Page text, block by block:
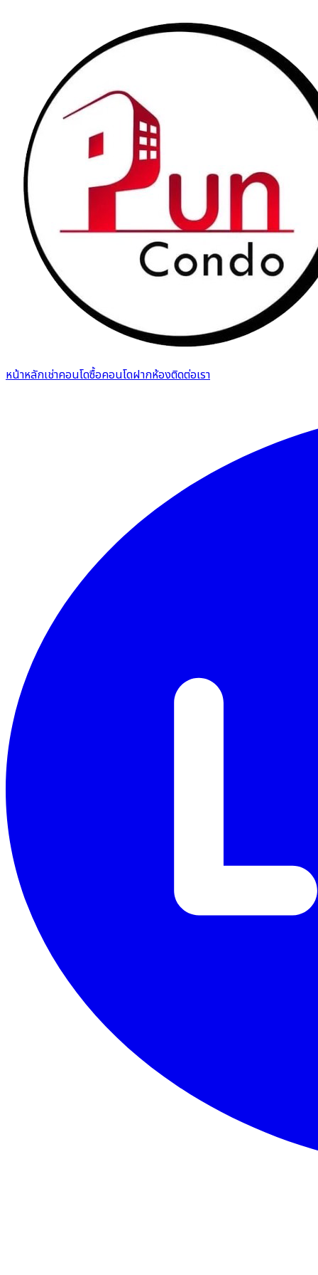
หน้าหลักเช่าคอนโดซื้อคอนโดฝากห้องติดต่อเรา